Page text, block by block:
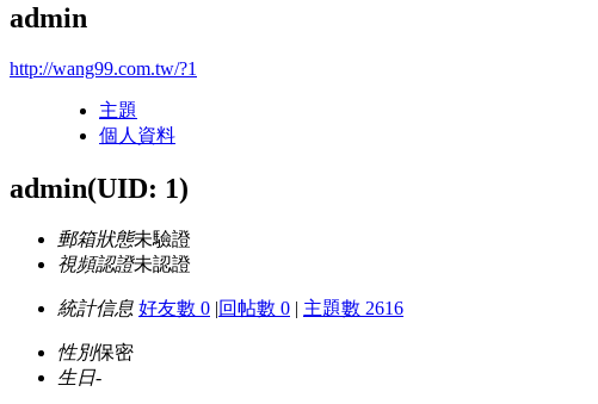
admin
http://wang99.com.tw/?1
主題
個人資料
admin(UID: 1)
郵箱狀態未驗證
視頻認證未認證
統計信息 好友數 0 |回帖數 0 | 主題數 2616
性別保密
生日-